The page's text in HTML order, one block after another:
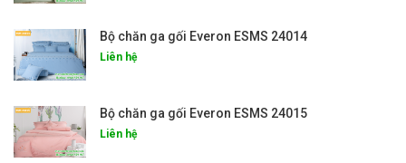
Bộ chăn ga gối Everon ESMS 24014
Liên hệ
Bộ chăn ga gối Everon ESMS 24015
Liên hệ